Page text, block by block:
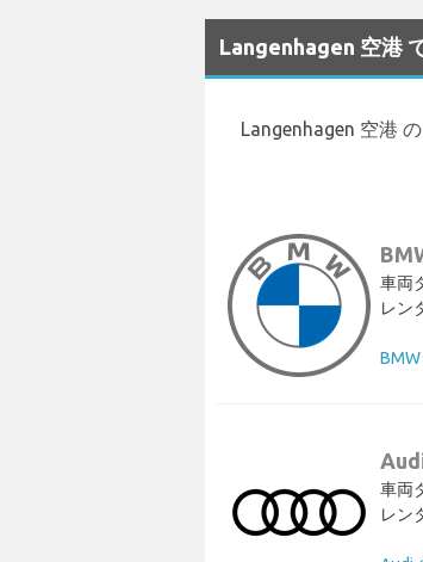
Langenhagen 空港
Langenhagen 空港
車両
レン
車両
レン